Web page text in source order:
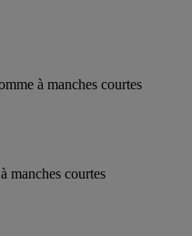
à manches courtes
manches courtes